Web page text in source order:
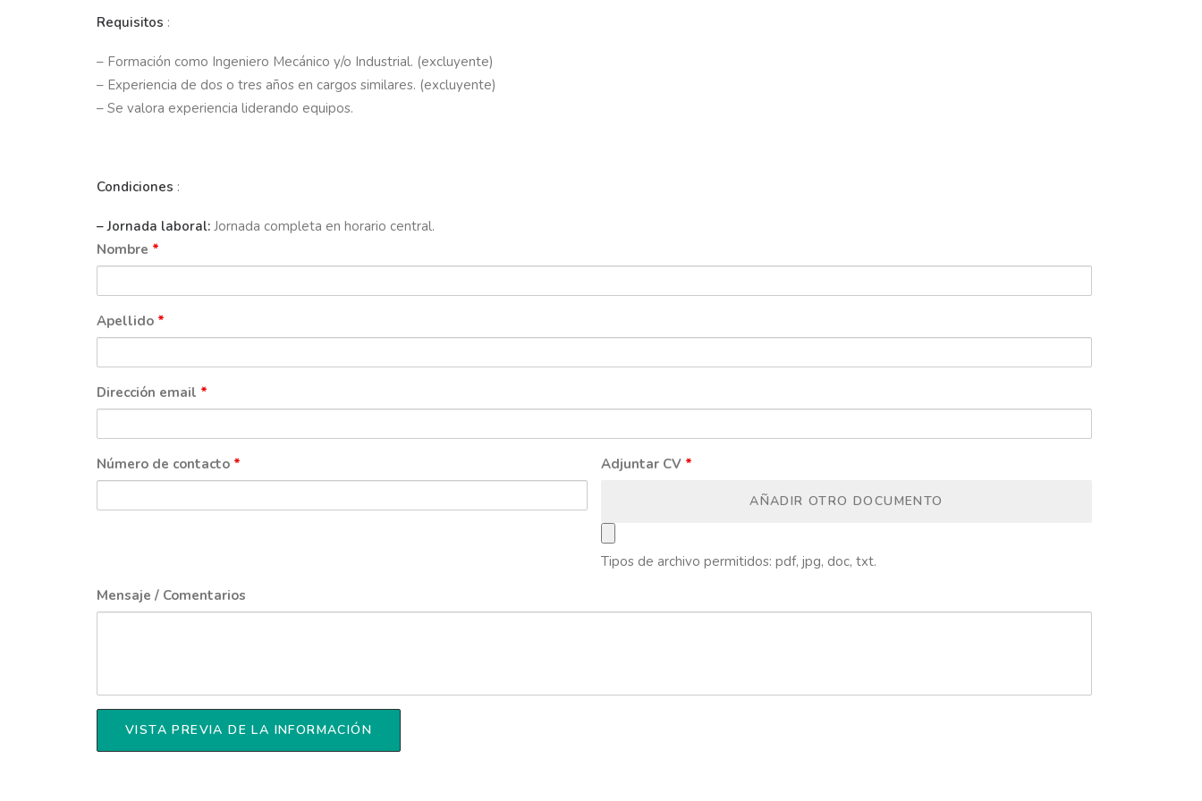
Requisitos :
– Formación como Ingeniero Mecánico y/o Industrial. (excluyente)
– Experiencia de dos o tres años en cargos similares. (excluyente)
– Se valora experiencia liderando equipos.
Condiciones :
– Jornada laboral: Jornada completa en horario central.
Nombre *
Apellido *
Dirección email *
Número de contacto * Adjuntar CV *
AÑADIR OTRO DOCUMENTO
Tipos de archivo permitidos: pdf, jpg, doc, txt.
Mensaje / Comentarios